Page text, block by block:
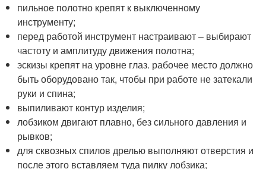
пильное полотно крепят к выключенному
инструменту;
перед работой инструмент настраивают – выбирают
частоту и амплитуду движения полотна;
эскизы крепят на уровне глаз. рабочее место должно
быть оборудовано так, чтобы при работе не затекали
руки и спина;
выпиливают контур изделия;
лобзиком двигают плавно, без сильного давления и
рывков;
для сквозных спилов дрелью выполняют отверстия и
после этого вставляем туда пилку лобзика;